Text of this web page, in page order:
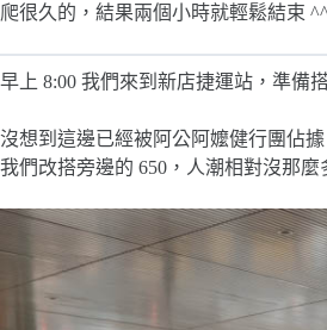
爬很久的，結果兩個小時就輕鬆結束 ^^
早上 8:00 我們來到新店捷運站，準備
沒想到這邊已經被阿公阿嬤健行團佔
我們改搭旁邊的 650，人潮相對沒那麼